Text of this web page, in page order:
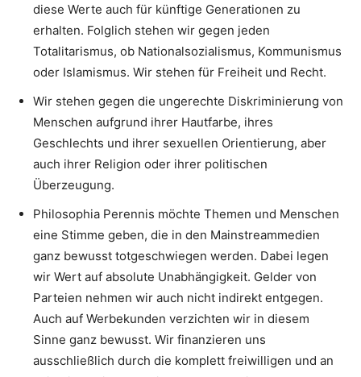
diese Werte auch für künftige Generationen zu
erhalten. Folglich stehen wir gegen jeden
Totalitarismus, ob Nationalsozialismus, Kommunismus
oder Islamismus. Wir stehen für Freiheit und Recht.
Wir stehen gegen die ungerechte Diskriminierung von
Menschen aufgrund ihrer Hautfarbe, ihres
Geschlechts und ihrer sexuellen Orientierung, aber
auch ihrer Religion oder ihrer politischen
Überzeugung.
Philosophia Perennis möchte Themen und Menschen
eine Stimme geben, die in den Mainstreammedien
ganz bewusst totgeschwiegen werden. Dabei legen
wir Wert auf absolute Unabhängigkeit. Gelder von
Parteien nehmen wir auch nicht indirekt entgegen.
Auch auf Werbekunden verzichten wir in diesem
Sinne ganz bewusst. Wir finanzieren uns
ausschließlich durch die komplett freiwilligen und an